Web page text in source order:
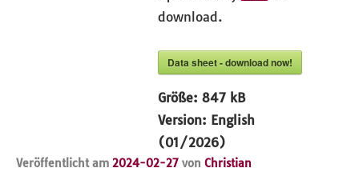
download.
Data sheet - download now!
Größe: 847 kB
Version: English
(01/2026)
Veröffentlicht am 2024-02-27 von Christian